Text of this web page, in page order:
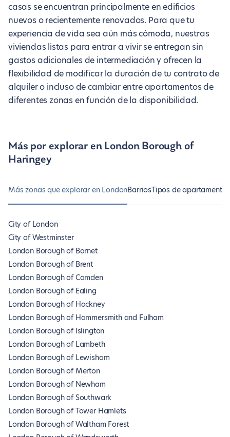
casas se encuentran principalmente en edificios
nuevos o recientemente renovados. Para que tu
experiencia de vida sea aún más cómoda, nuestras
viviendas listas para entrar a vivir se entregan sin
gastos adicionales de intermediación y ofrecen la
flexibilidad de modificar la duración de tu contrato de
alquiler o incluso de cambiar entre apartamentos de
diferentes zonas en función de la disponibilidad.
Más por explorar en London Borough of
Haringey
Más zonas que explorar en LondonBarriosTipos de
City of London
City of Westminster
London Borough of Barnet
London Borough of Brent
London Borough of Camden
London Borough of Ealing
London Borough of Hackney
London Borough of Hammersmith and Fulham
London Borough of Islington
London Borough of Lambeth
London Borough of Lewisham
London Borough of Merton
London Borough of Newham
London Borough of Southwark
London Borough of Tower Hamlets
London Borough of Waltham Forest